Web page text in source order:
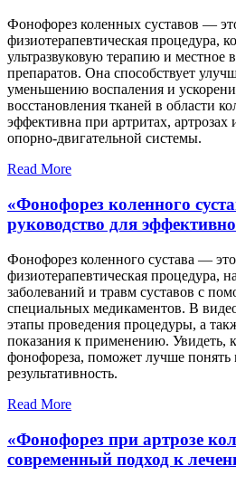
Фонофорез коленных суставов —
физиотерапевтическая процедура,
ультразвуковую терапию и местное
препаратов. Она способствует
уменьшению воспаления и
восстановления тканей в области
эффективна при артритах, артрозах
опорно-двигательной системы.
Read More
«Фонофорез коленного
руководство для
Фонофорез коленного сустава —
физиотерапевтическая процедура,
заболеваний и травм суставов с
специальных медикаментов. В
этапы проведения процедуры, а
показания к применению. Увидеть,
фонофореза, поможет лучше понять
результативность.
Read More
«Фонофорез при артрозе
современный подход к